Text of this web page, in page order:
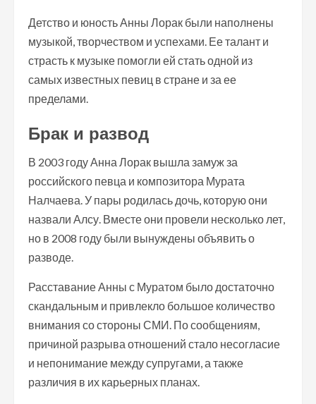
Детство и юность Анны Лорак были наполнены
музыкой, творчеством и успехами. Ее талант и
страсть к музыке помогли ей стать одной из
самых известных певиц в стране и за ее
пределами.
Брак и развод
В 2003 году Анна Лорак вышла замуж за
российского певца и композитора Мурата
Налчаева. У пары родилась дочь, которую они
назвали Алсу. Вместе они провели несколько лет,
но в 2008 году были вынуждены объявить о
разводе.
Расставание Анны с Муратом было достаточно
скандальным и привлекло большое количество
внимания со стороны СМИ. По сообщениям,
причиной разрыва отношений стало несогласие
и непонимание между супругами, а также
различия в их карьерных планах.